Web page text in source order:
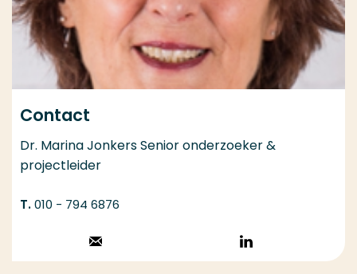
Contact
Dr. Marina Jonkers Senior onderzoeker &
projectleider
010 - 794 6876
Stuur een email
Volg op
LinkedIn